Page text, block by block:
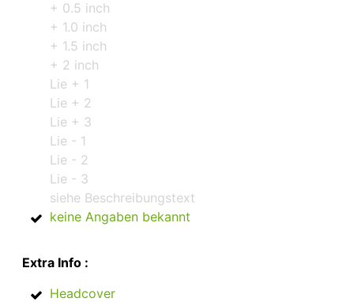
+ 0.5 inch
+ 1.0 inch
+ 1.5 inch
+ 2 inch
Lie + 1
Lie + 2
Lie + 3
Lie - 1
Lie - 2
Lie - 3
siehe Beschreibungstext
keine Angaben bekannt
Extra Info :
Headcover